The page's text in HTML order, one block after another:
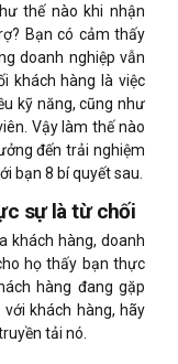
thế nào khi nhận
Bạn có cảm thấy
doanh nghiệp vẫn
khách hàng là việc
kỹ năng, cũng như
Vậy làm thế nào
đến trải nghiệm
bạn 8 bí quyết sau.
sự là từ chối
khách hàng, doanh
họ thấy bạn thực
hàng đang gặp
với khách hàng, hãy
tải nó.